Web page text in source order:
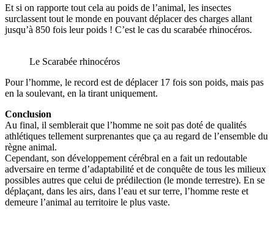
Et si on rapporte tout cela au poids de l’animal, les insectes
surclassent tout le monde en pouvant déplacer des charges allant
jusqu’à 850 fois leur poids ! C’est le cas du scarabée rhinocéros.
Le Scarabée rhinocéros
Pour l’homme, le record est de déplacer 17 fois son poids, mais pas
en la soulevant, en la tirant uniquement.
Conclusion
Au final, il semblerait que l’homme ne soit pas doté de qualités
athlétiques tellement surprenantes que ça au regard de l’ensemble du
règne animal.
Cependant, son développement cérébral en a fait un redoutable
adversaire en terme d’adaptabilité et de conquête de tous les milieux
possibles autres que celui de prédilection (le monde terrestre). En se
déplaçant, dans les airs, dans l’eau et sur terre, l’homme reste et
demeure l’animal au territoire le plus vaste.